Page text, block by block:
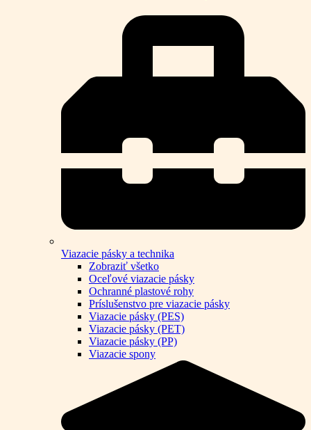
Viazacie pásky a technika
Zobraziť všetko
Oceľové viazacie pásky
Ochranné plastové rohy
Príslušenstvo pre viazacie pásky
Viazacie pásky (PES)
Viazacie pásky (PET)
Viazacie pásky (PP)
Viazacie spony